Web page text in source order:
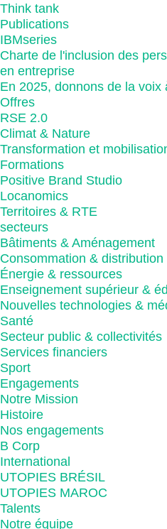
Think tank
Publications
IBMseries
Charte de l'inclusion des
en entreprise
En 2025, donnons de la voix
Offres
RSE 2.0
Climat & Nature
Transformation et
Formations
Positive Brand Studio
Locanomics
Territoires & RTE
secteurs
Bâtiments & Aménagement
Consommation & distribution
Énergie & ressources
Enseignement supérieur &
Nouvelles technologies &
Santé
Secteur public & collectivités
Services financiers
Sport
Engagements
Notre Mission
Histoire
Nos engagements
B Corp
International
UTOPIES BRÉSIL
UTOPIES MAROC
Talents
Notre équipe